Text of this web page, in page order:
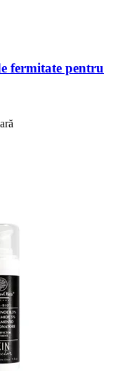
fermitate pentru